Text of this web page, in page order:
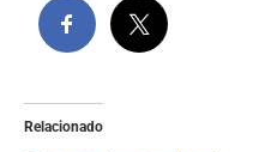
Relacionado